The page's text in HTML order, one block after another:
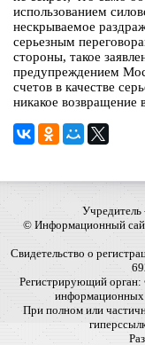
использованием
нескрываемое
серьезным
стороны, такое
предупреждением
счетов в качестве
никакое возвращение
© Информационный
Свидетельство о
Регистрирующий орган:
информационных
При полном или